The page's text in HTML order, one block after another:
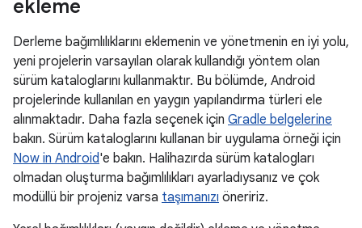
ekleme
Derleme bağımlılıklarını eklemenin ve yönetmenin en iyi yolu,
yeni projelerin varsayılan olarak kullandığı yöntem olan
sürüm kataloglarını kullanmaktır. Bu bölümde, Android
projelerinde kullanılan en yaygın yapılandırma türleri ele
alınmaktadır. Daha fazla seçenek için Gradle belgelerine
bakın. Sürüm kataloglarını kullanan bir uygulama örneği için
Now in Android'e bakın. Halihazırda sürüm katalogları
olmadan oluşturma bağımlılıkları ayarladıysanız ve çok
modüllü bir projeniz varsa taşımanızı öneririz.